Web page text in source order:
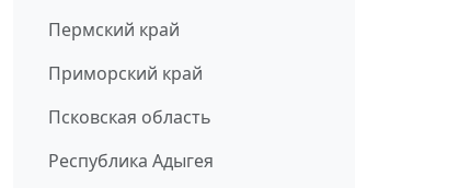
Пермский край
Приморский край
Псковская область
Республика Адыгея